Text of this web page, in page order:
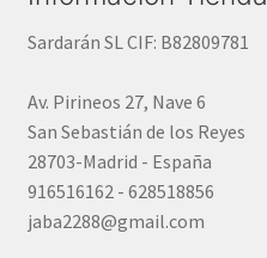
Sardarán SL CIF: B82809781
Av. Pirineos 27, Nave 6
San Sebastián de los Reyes
28703-Madrid - España
916516162 - 628518856
jaba2288@gmail.com